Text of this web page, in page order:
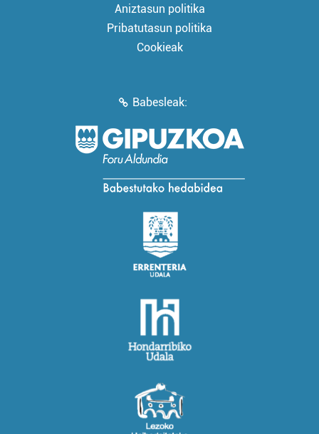
Aniztasun politika
Pribatutasun politika
Cookieak
Babesleak: